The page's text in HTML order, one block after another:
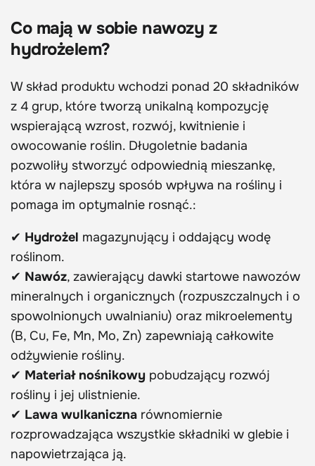
Co mają w sobie nawozy z
hydrożelem?
W skład produktu wchodzi ponad 20 składników
z 4 grup, które tworzą unikalną kompozycję
wspierającą wzrost, rozwój, kwitnienie i
owocowanie roślin. Długoletnie badania
pozwoliły stworzyć odpowiednią mieszankę,
która w najlepszy sposób wpływa na rośliny i
pomaga im optymalnie rosnąć.:
✔ Hydrożel magazynujący i oddający wodę
roślinom.
✔ Nawóz, zawierający dawki startowe nawozów
mineralnych i organicznych (rozpuszczalnych i o
spowolnionych uwalnianiu) oraz mikroelementy
(B, Cu, Fe, Mn, Mo, Zn) zapewniają całkowite
odżywienie rośliny.
✔ Materiał nośnikowy pobudzający rozwój
rośliny i jej ulistnienie.
✔ Lawa wulkaniczna równomiernie
rozprowadzająca wszystkie składniki w glebie i
napowietrzająca ją.